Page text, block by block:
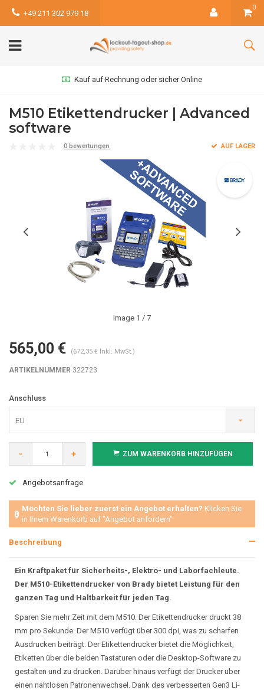
+49 211 302 979 18
0
Kauf auf Rechnung oder sicher Online
M510 Etikettendrucker | Advanced
software
0 bewertungen AUF LAGER
Image 1 / 7
565,00 € (672,35 € Inkl. MwSt.)
ARTIKELNUMMER 322723
Anschluss
EU
- + ZUM WARENKORB HINZUFÜGEN
Angebotsanfrage
Möchten Sie lieber zuerst ein Angebot erhalten? Klicken Sie
in Ihrem Warenkorb auf "Angebot anfordern"
Beschreibung
Ein Kraftpaket für Sicherheits-, Elektro- und Laborfachleute.
Der M510-Etikettendrucker von Brady bietet Leistung für den
ganzen Tag und Haltbarkeit für jeden Tag.
Sparen Sie mehr Zeit mit dem M510. Der Etikettendrucker druckt 38
mm pro Sekunde. Der M510 verfügt über 300 dpi, was zu scharfen
Ausdrucken beiträgt. Der Etikettendrucker bietet die Möglichkeit,
Etiketten über die beiden Tastaturen oder die Desktop-Software zu
gestalten und zu drucken. Darüber hinaus verfügt der Drucker über
einen nahtlosen Patronenwechsel. Dank des verbesserten Gen3 Li-